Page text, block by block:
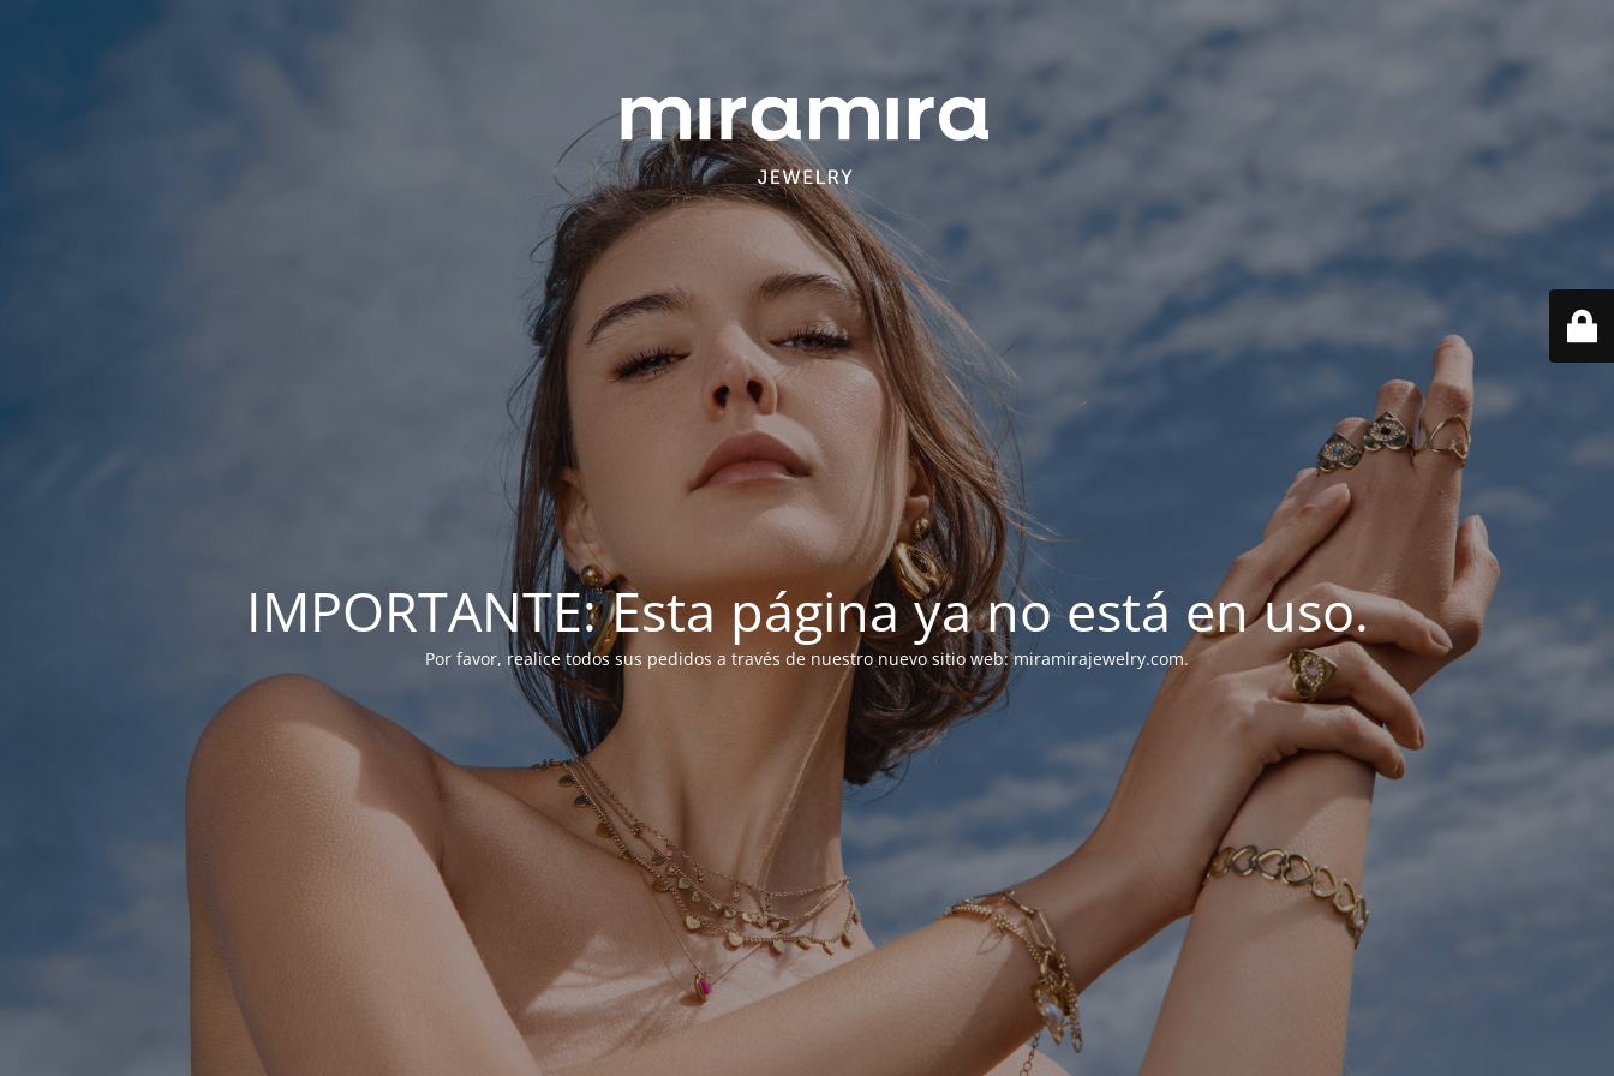
IMPORTANTE: Esta página ya no está en uso.
Por favor, realice todos sus pedidos a través de nuestro nuevo sitio web: miramirajewelry.com.